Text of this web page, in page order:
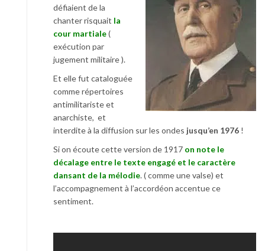
défiaient de la
chanter risquait la
cour martiale(
exécution par
jugement militaire ).
Et elle fut cataloguée
comme répertoires
antimilitariste et
anarchiste, et
interdite à la diffusion sur les ondes jusqu’en 1976 !
Si on écoute cette version de 1917 on note le
décalage entre le texte engagé et le caractère
dansant de la mélodie. ( comme une valse) et
l’accompagnement à l’accordéon accentue ce
sentiment.